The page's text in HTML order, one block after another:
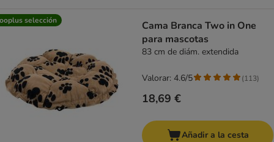
selección
Cama Branca Two in One
para mascotas
83 cm de diám. extendida
18,69 €
Valorar: 4.6/5 (113)
Añadir a la cesta